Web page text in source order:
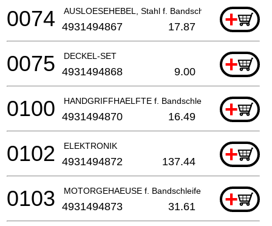
AUSLOESEHEBEL, Stahl f. Bandschl. +
0074 4931494867 17.87
DECKEL-SET +
0075 4931494868 9.00
HANDGRIFFHAELFTE f. Bandschleifer +
0100 4931494870 16.49
ELEKTRONIK +
0102 4931494872 137.44
MOTORGEHAEUSE f. Bandschleifer +
0103 4931494873 31.61